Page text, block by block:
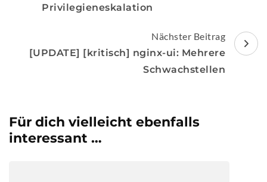
Privilegieneskalation
Nächster Beitrag
[UPDATE] [kritisch] nginx-ui: Mehrere
Schwachstellen
Für dich vielleicht ebenfalls
interessant …